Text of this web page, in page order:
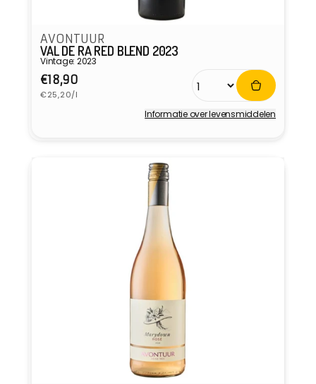
AVONTUUR
VAL DE RA RED BLEND 2023
Vintage: 2023
Normale
prijs
€18,90
Eenheidsprijs
€25,20/l
Informatie over levensmiddelen